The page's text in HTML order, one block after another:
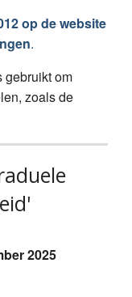
op de website
.
gebruikt om
zoals de
2025